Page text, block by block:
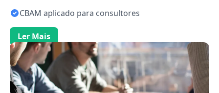
CBAM aplicado para consultores
Ler Mais